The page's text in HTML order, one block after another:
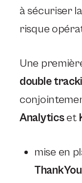
à sécuriser
risque
Une
double
Analyticset
mise en